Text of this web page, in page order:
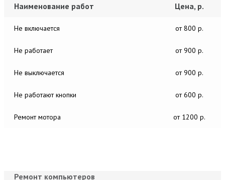
Наименование работ Цена, р.
Не включается от 800 р.
Не работает от 900 р.
Не выключается от 900 р.
Не работают кнопки от 600 р.
Ремонт мотора от 1200 р.
Ремонт компьютеров